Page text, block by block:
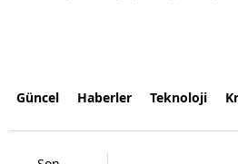
Güncel Haberler Teknoloji